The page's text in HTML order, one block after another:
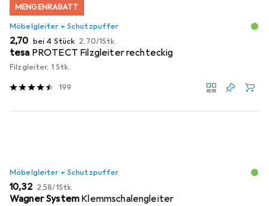
MENGENRABATT
Möbelgleiter + Schutzpuffer
EUR
2,70 bei 4 Stück EUR
2,70/1Stk.
tesa PROTECT Filzgleiter rechteckig
Filzgleiter, 1 Stk.
199
Möbelgleiter + Schutzpuffer
EUR
10,32 EUR
2,58/1Stk.
Wagner System Klemmschalengleiter